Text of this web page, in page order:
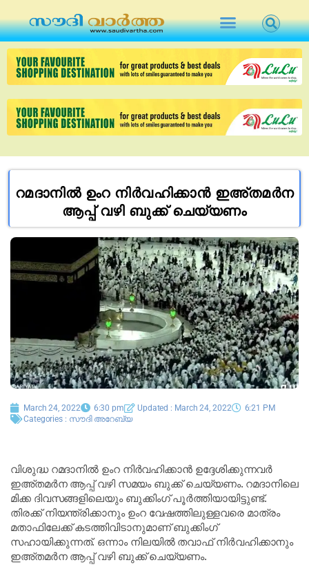
റമദാനില്‍ ഉംറ നിര്‍വഹിക്കാന്‍ ഇഅ്തമര്‍ന
ആപ്പ് വഴി ബുക്ക് ചെയ്യണം
March 24, 2022 6:30 pm Updated : March 24, 2022
6:21 PM
Categories : സൗദി അറേബ്യ
വിശുദ്ധ റമദാനില്‍ ഉംറ നിര്‍വഹിക്കാന്‍ ഉദ്ദേശിക്കുന്നവര്‍
ഇഅ്തമര്‍ന ആപ്പ് വഴി സമയം ബുക്ക് ചെയ്യണം. റമദാനിലെ
മിക്ക ദിവസങ്ങളിലെയും ബുക്കിംഗ് പൂര്‍ത്തിയായിട്ടുണ്ട്.
തിരക്ക് നിയന്ത്രിക്കാനും ഉംറ വേഷത്തിലുള്ളവരെ മാത്രം
മതാഫിലേക്ക് കടത്തിവിടാനുമാണ് ബുക്കിംഗ്
സഹായിക്കുന്നത്. ഒന്നാം നിലയില്‍ തവാഫ് നിര്‍വഹിക്കാനും
ഇഅ്തമര്‍ന ആപ്പ് വഴി ബുക്ക് ചെയ്യണം.